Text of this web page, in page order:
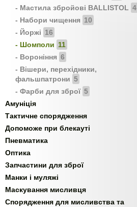
- Мастила збройові BALLISTOL 4
- Набори чищення 10
- Йоржі 16
- Шомполи 11
- Вороніння 6
- Вішери, перехідники,
фальшпатрони 5
- Фарби для зброї 5
Амуніція
Тактичне спорядження
Допоможе при блекауті
Пневматика
Оптика
Запчастини для зброї
Манки і муляжі
Маскування мисливця
Спорядження для мисливства та